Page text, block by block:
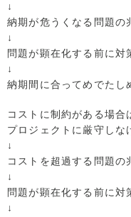
↓
納期が危うくなる問題の
↓
問題が顕在化する前に対
↓
納期間に合ってめでたし
コストに制約がある場合
プロジェクトに厳守しな
↓
コストを超過する問題の
↓
問題が顕在化する前に対
↓